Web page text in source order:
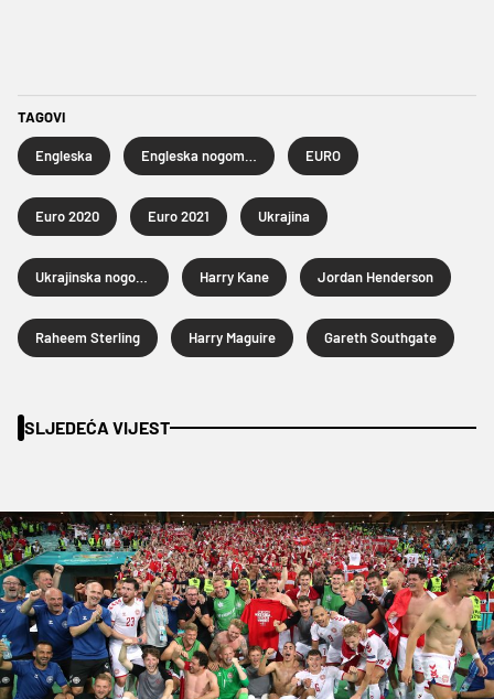
TAGOVI
Engleska EURO
Euro 2020 Euro 2021 Ukrajina
Harry Kane Jordan Henderson
Raheem Sterling Harry Maguire Gareth Southgate
SLJEDEĆA VIJEST